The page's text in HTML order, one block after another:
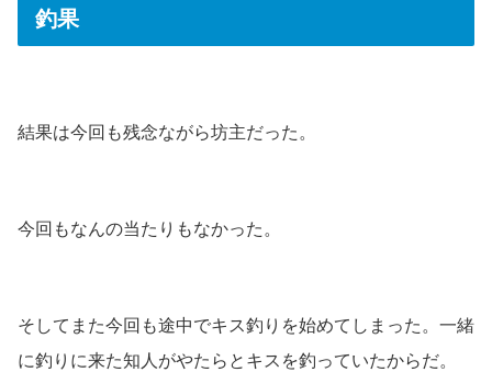
釣果
結果は今回も残念ながら坊主だった。
今回もなんの当たりもなかった。
そしてまた今回も途中でキス釣りを始めてしまった。一緒
に釣りに来た知人がやたらとキスを釣っていたからだ。